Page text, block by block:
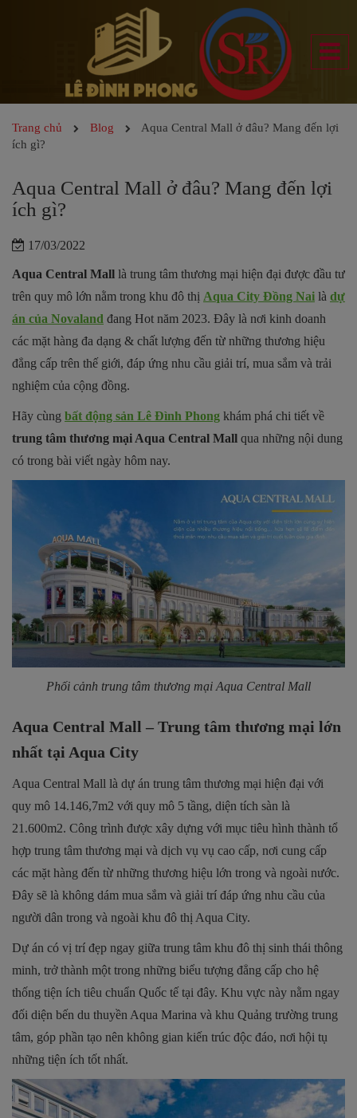
Trang chủ Blog
Aqua Central Mall ở đâu? Mang đến lợi
ích gì?
Aqua Central Mall ở đâu? Mang đến lợi
ích gì?
17/03/2022
Aqua Central Mall là trung tâm thương mại hiện đại được đầu tư
trên quy mô lớn nằm trong khu đô thị Aqua City Đồng Nai là dự
án của Novaland đang Hot năm 2023. Đây là nơi kinh doanh
các mặt hàng đa dạng & chất lượng đến từ những thương hiệu
đẳng cấp trên thế giới, đáp ứng nhu cầu giải trí, mua sắm và trải
nghiệm của cộng đồng.
Hãy cùng bất động sản Lê Đình Phong khám phá chi tiết về
trung tâm thương mại Aqua Central Mall qua những nội dung
có trong bài viết ngày hôm nay.
Phối cảnh trung tâm thương mại Aqua Central Mall
Aqua Central Mall – Trung tâm thương mại lớn
nhất tại Aqua City
Aqua Central Mall là dự án trung tâm thương mại hiện đại với
quy mô 14.146,7m2 với quy mô 5 tầng, diện tích sàn là
21.600m2. Công trình được xây dựng với mục tiêu hình thành tổ
hợp trung tâm thương mại và dịch vụ vụ cao cấp, nơi cung cấp
các mặt hàng đến từ những thương hiệu lớn trong và ngoài nước.
Đây sẽ là không dám mua sắm và giải trí đáp ứng nhu cầu của
người dân trong và ngoài khu đô thị Aqua City.
Dự án có vị trí đẹp ngay giữa trung tâm khu đô thị sinh thái thông
minh, trở thành một trong những biểu tượng đẳng cấp cho hệ
thống tiện ích tiêu chuẩn Quốc tế tại đây. Khu vực này nằm ngay
đối diện bến du thuyền Aqua Marina và khu Quảng trường trung
tâm, góp phần tạo nên không gian kiến trúc độc đáo, nơi hội tụ
những tiện ích tốt nhất.